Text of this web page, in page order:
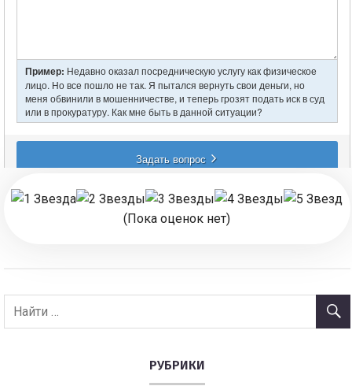
(Пока оценок нет)
РУБРИКИ